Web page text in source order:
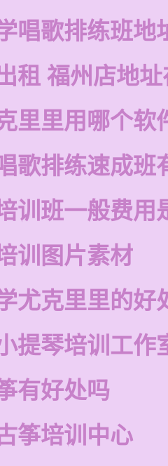
唱歌排练班地
租 福州店地
里里用哪个软
歌排练速成班
训班一般费用
训图片素材
尤克里里的好
提琴培训工作
有好处吗
筝培训中心